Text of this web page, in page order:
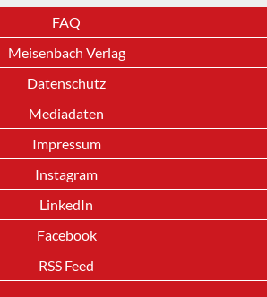
FAQ
Meisenbach Verlag
Datenschutz
Mediadaten
Impressum
Instagram
LinkedIn
Facebook
RSS Feed